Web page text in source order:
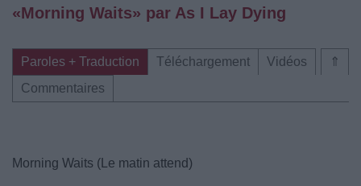
«Morning Waits» par As I Lay Dying
⇑
Paroles + Traduction Téléchargement
Vidéos
Commentaires
Morning Waits (Le matin attend)